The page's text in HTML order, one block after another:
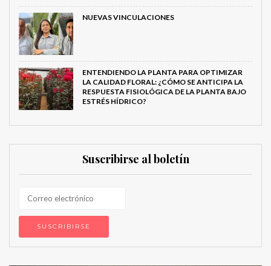
NUEVAS VINCULACIONES
ENTENDIENDO LA PLANTA PARA OPTIMIZAR
LA CALIDAD FLORAL: ¿CÓMO SE ANTICIPA LA
RESPUESTA FISIOLÓGICA DE LA PLANTA BAJO
ESTRÉS HÍDRICO?
Suscribirse al boletín